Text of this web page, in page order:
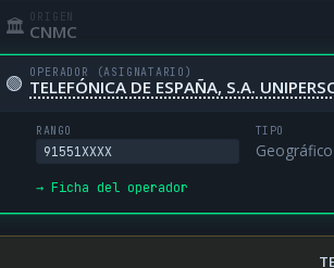
🏛 ORIGEN
CNMC
🟢 OPERADOR (ASIGNATARIO)
TELEFÓNICA DE ESPAÑA, S.A.
RANGO
91551XXXX
TIPO
Geográfico
→ Ficha del operador